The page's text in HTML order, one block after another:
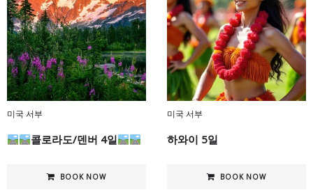
미국 서부
콜로라도/덴버 4일
BOOK NOW
미국 서부
하와이 5일
BOOK NOW